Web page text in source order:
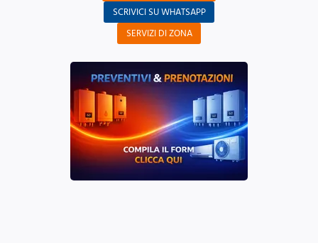
SCRIVICI SU WHATSAPP
SERVIZI DI ZONA